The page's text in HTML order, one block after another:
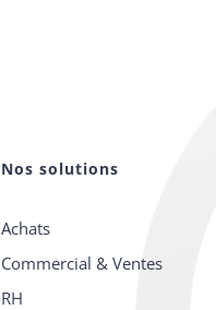
Nos solutions
Achats
Commercial & Ventes
RH